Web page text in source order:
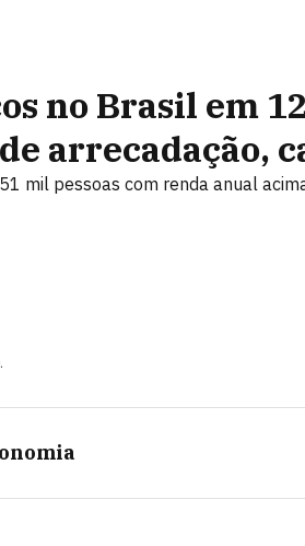
no Brasil em
arrecadação,
mil pessoas com renda anual
.